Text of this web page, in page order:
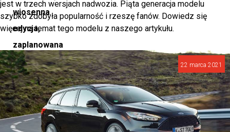
wiosenna
edycja,
zaplanowana
na
14-
16
marca
2025
jest w trzech wersjach nadwozia. Piąta generacja modelu
szybko zdobyła popularność i rzeszę fanów. Dowiedz się
więcej na temat tego modelu z naszego artykułu.
22 marca 2021